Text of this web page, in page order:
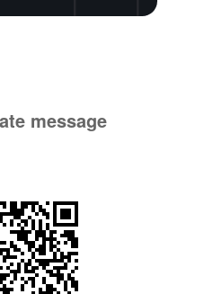
message